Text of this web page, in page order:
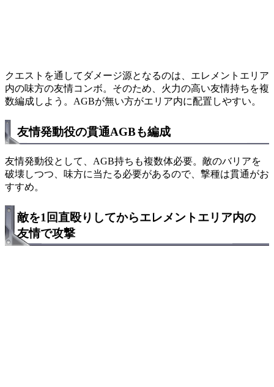
クエストを通してダメージ源となるのは、エレメントエリア
内の味方の友情コンボ。そのため、火力の高い友情持ちを複
数編成しよう。AGBが無い方がエリア内に配置しやすい。
友情発動役の貫通AGBも編成
友情発動役として、AGB持ちも複数体必要。敵のバリアを
破壊しつつ、味方に当たる必要があるので、撃種は貫通がお
すすめ。
敵を1回直殴りしてからエレメントエリア内の
友情で攻撃